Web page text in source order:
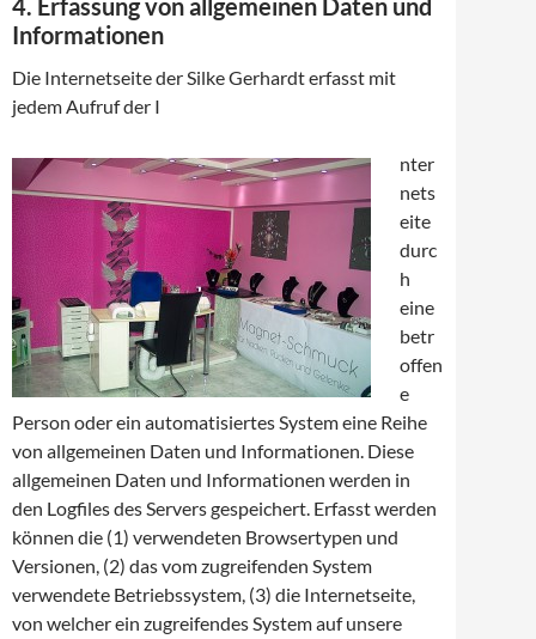
4. Erfassung von allgemeinen Daten und
Informationen
Die Internetseite der Silke Gerhardt erfasst mit
jedem Aufruf der I
nter
nets
eite
durc
h
eine
betr
offen
e
Person oder ein automatisiertes System eine Reihe
von allgemeinen Daten und Informationen. Diese
allgemeinen Daten und Informationen werden in
den Logfiles des Servers gespeichert. Erfasst werden
können die (1) verwendeten Browsertypen und
Versionen, (2) das vom zugreifenden System
verwendete Betriebssystem, (3) die Internetseite,
von welcher ein zugreifendes System auf unsere